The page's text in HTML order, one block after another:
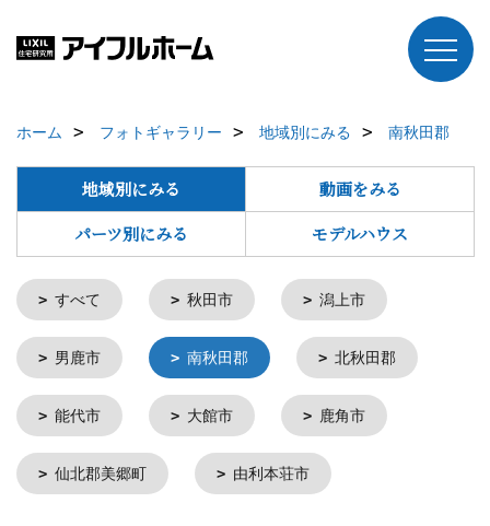
ホーム フォトギャラリー 地域別にみる 南秋田郡
地域別にみる
動画をみる
パーツ別にみる
モデルハウス
すべて 秋田市 潟上市
男鹿市 南秋田郡 北秋田郡
能代市 大館市 鹿角市
仙北郡美郷町 由利本荘市